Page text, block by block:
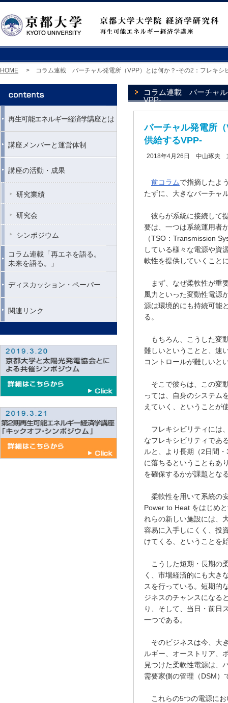
HOME > コラム連載 バーチャル発電所（VPP）とは何か？-その2：フレキシ
コラム連載 バーチャル
VPP-
バーチャル発電所
供給するVPP-
2018年4月26日 中山琢夫
前コラムで指摘したよ
たずに、大きなバーチャ
彼らが系統に接続して
要は、一つは系統運用者
（TSO：Transmission
している様々な電源や資
軟性を提供していくこと
まず、なぜ柔軟性が重
風力といった変動性電源
源は環境的にも持続可能
る。
もちろん、こうした変
難しいということと、速
コントロールが難しいと
そこで彼らは、この変
っては、自身のシステム
えていく、ということが
フレキシビリティには
なフレキシビリティであ
ルと、より長期（2日間
に落ちるということもあ
を確保するかが課題とな
柔軟性を用いて系統の
Power to Heat をはじめ
れらの新しい施設には、
容易に入手しにくく、投
けてくる、ということを
こうした短期・長期の
く、市場経済的にも大き
スを行っている。短期的
ジネスのチャンスになる
り、そして、当日・前日
一つである。
そのビジネスは今、大
ルギー、オーストリア、
見つけた柔軟性電源は、
需要家側の管理（DSM）
これらの5つの電源にお
再生可能エネルギー経済学講座とは
講座メンバーと運営体制
講座の活動・成果
研究業績
研究会
シンポジウム
コラム連載「再エネを語る。
未来を語る。」
ディスカッション・ペーパー
関連リンク